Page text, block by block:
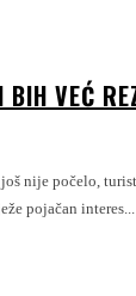
VEĆ
pojačan interes...